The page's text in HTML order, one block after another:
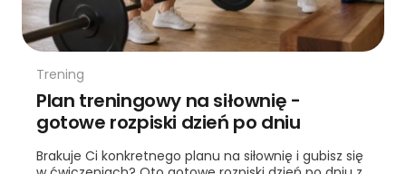
Trening
Plan treningowy na siłownię -
gotowe rozpiski dzień po dniu
Brakuje Ci konkretnego planu na siłownię i gubisz się